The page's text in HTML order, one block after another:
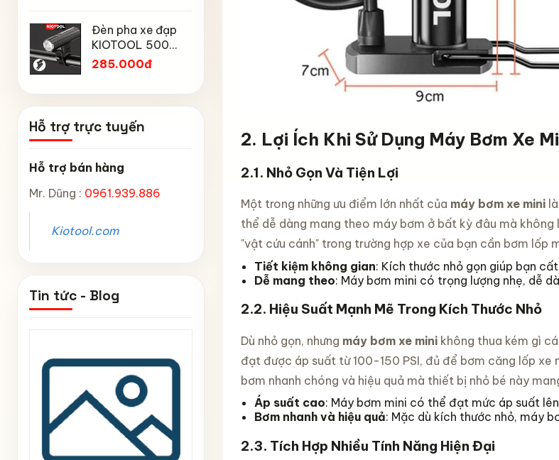
Chống Bụi, Chống
Tia UV, Có Phản
Quang & Lỗ Khóa
Chống Bay
Đèn pha xe đạp
KIOTOOL 500
Lumen chống
285.000đ
Mtp địa hình leo
Kiotool đủ size 12
inch -14 inch -16
inch -18 inch -20
inch chắc chắn
45.000đ
Hỗ trợ trực tuyến
Hỗ trợ bán hàng
Mr. Dũng : 0961.939.886
Kiotool.com
Tin tức - Blog
2. Lợi Ích Khi Sử Dụng Máy Bơm Xe
2.1. Nhỏ Gọn Và Tiện Lợi
Một trong những ưu điểm lớn nhất của máy bơm xe minilà
thể dễ dàng mang theo máy bơm ở bất kỳ đâu mà
"vật cứu cánh" trong trường hợp xe của bạn cần bơm lốp
Tiết kiệm không gian: Kích thước nhỏ gọn giúp bạn
Dễ mang theo: Máy bơm mini có trọng lượng nhẹ, dễ
2.2. Hiệu Suất Mạnh Mẽ Trong Kích Thước Nhỏ
Dù nhỏ gọn, nhưng máy bơm xe minikhông thua kém gì
đạt được áp suất từ 100-150 PSI, đủ để bơm căng lốp
bơm nhanh chóng và hiệu quả mà thiết bị nhỏ bé này
Áp suất cao: Máy bơm mini có thể đạt mức áp suất
Bơm nhanh và hiệu quả: Mặc dù kích thước nhỏ, máy
2.3. Tích Hợp Nhiều Tính Năng Hiện Đại